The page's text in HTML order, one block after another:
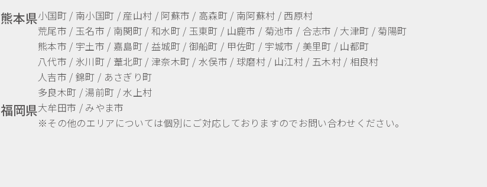
熊本県小国町 / 南小国町 / 産山村 / 阿蘇市 / 高森町 / 南阿蘇村 / 西原村
荒尾市 / 玉名市 / 南関町 / 和水町 / 玉東町 / 山鹿市 / 菊池市 / 合志市 / 大津町 / 菊陽町
熊本市 / 宇土市 / 嘉島町 / 益城町 / 御船町 / 甲佐町 / 宇城市 / 美里町 / 山都町
八代市 / 氷川町 / 葦北町 / 津奈木町 / 水俣市 / 球磨村 / 山江村 / 五木村 / 相良村
人吉市 / 錦町 / あさぎり町
多良木町 / 湯前町 / 水上村
福岡県大牟田市 / みやま市
※その他のエリアについては個別にご対応しておりますのでお問い合わせください。